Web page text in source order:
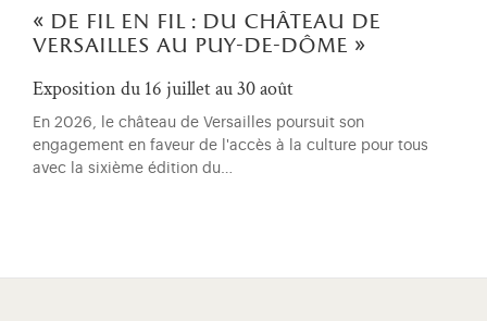
« de fil en fil : du château de
versailles au puy-de-dôme »
Exposition du 16 juillet au 30 août
En 2026, le château de Versailles poursuit son
engagement en faveur de l'accès à la culture pour tous
avec la sixième édition du…